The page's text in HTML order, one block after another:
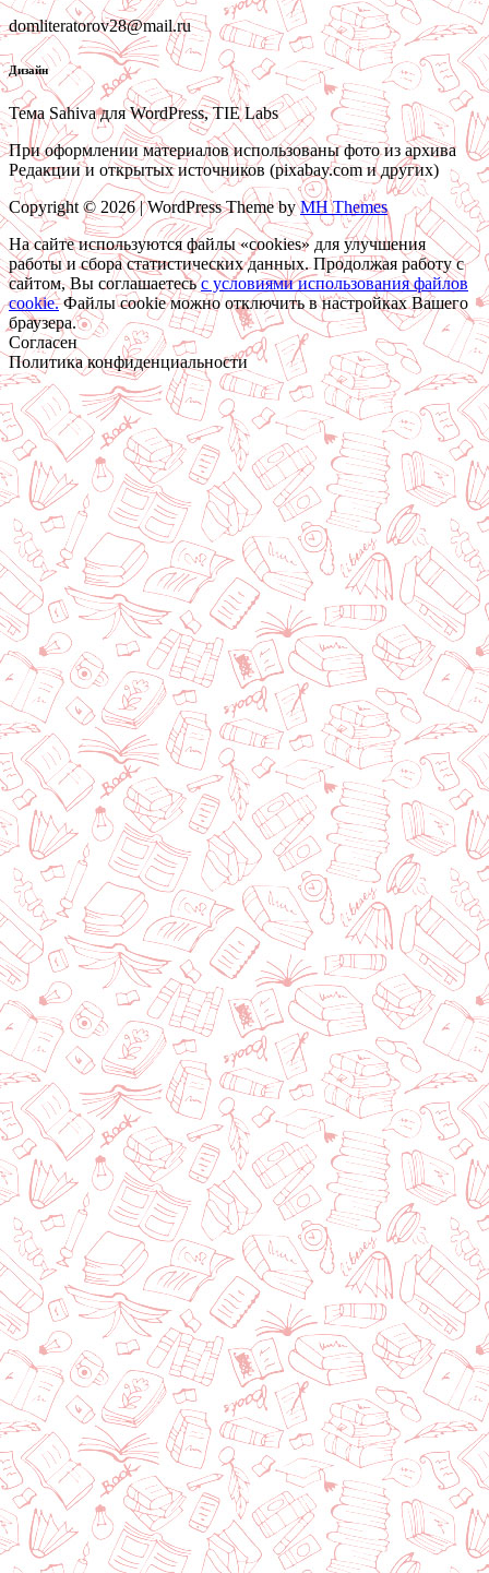
domliteratorov28@mail.ru
Дизайн
Тема Sahiva для WordPress, TIE Labs
При оформлении материалов использованы фото из архива
Редакции и открытых источников (pixabay.com и других)
Copyright © 2026 | WordPress Theme byMH Themes
На сайте используются файлы «cookies» для улучшения
работы и сбора статистических данных. Продолжая работу с
сайтом, Вы соглашаетесьc условиями использования файлов
cookie.Файлы cookie можно отключить в настройках Вашего
браузера.
Согласен
Политика конфиденциальности